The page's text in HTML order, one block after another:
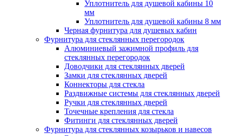
Уплотнитель для душевой кабины 10
мм
Уплотнитель для душевой кабины 8 мм
Черная фурнитура для душевых кабин
Фурнитура для стеклянных перегородок
Алюминиевый зажимной профиль для
стеклянных перегородок
Доводчики для стеклянных дверей
Замки для стеклянных дверей
Коннекторы для стекла
Раздвижные системы для стеклянных дверей
Ручки для стеклянных дверей
Точечные крепления для стекла
Фитинги для стеклянных дверей
Фурнитура для стеклянных козырьков и навесов